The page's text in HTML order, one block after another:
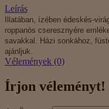
Leírás
Illatában, ízében édeskés-
roppanós cseresznyére
savakkal. Házi sonkához,
ajánljuk.
Vélemények (0)
Írjon véleményt!